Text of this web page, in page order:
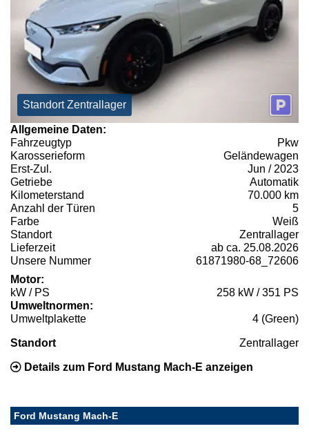
Standort Zentrallager
Allgemeine Daten:
Fahrzeugtyp
Pkw
Karosserieform
Geländewagen
Erst-Zul.
Jun / 2023
Getriebe
Automatik
Kilometerstand
70.000 km
Anzahl der Türen
5
Farbe
Weiß
Standort
Zentrallager
Lieferzeit
ab ca. 25.08.2026
Unsere Nummer
61871980-68_72606
Motor:
kW / PS
258 kW / 351 PS
Umweltnormen:
Umweltplakette
4 (Green)
Standort Zentrallager
Details zum Ford Mustang Mach-E anzeigen
Ford Mustang Mach-E